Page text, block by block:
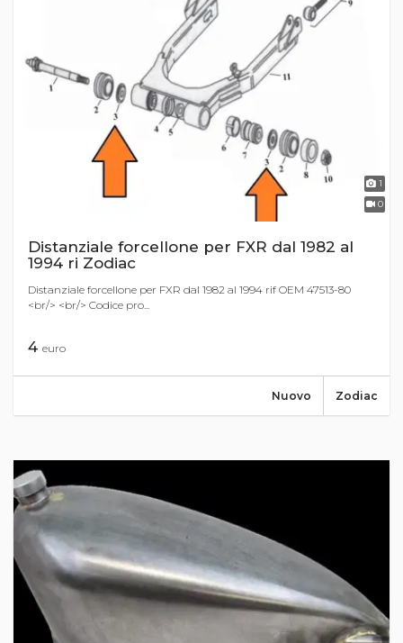
1
0
Distanziale forcellone per FXR dal 1982 al
1994 ri Zodiac
Distanziale forcellone per FXR dal 1982 al 1994 rif OEM 47513-80
<br/> <br/> Codice pro...
4 euro
Zodiac
Nuovo